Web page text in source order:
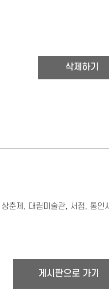
상춘제 , 대림미술관, 서점, 통인